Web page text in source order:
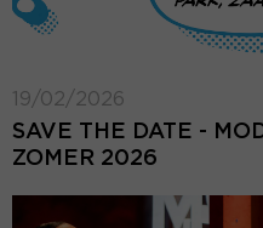
19/02/2026
SAVE THE DATE -
ZOMER 2026